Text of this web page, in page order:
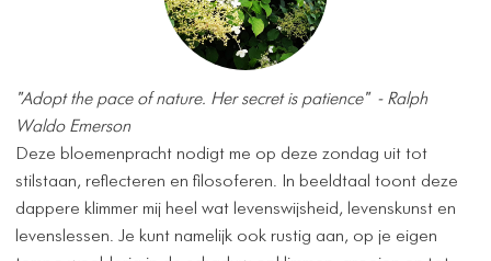
"Adopt the pace of nature. Her secret is patience" - Ralph
Waldo Emerson
Deze bloemenpracht nodigt me op deze zondag uit tot
stilstaan, reflecteren en filosoferen. In beeldtaal toont deze
dappere klimmer mij heel wat levenswijsheid, levenskunst en
levenslessen. Je kunt namelijk ook rustig aan, op je eigen